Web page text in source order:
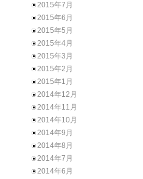
2015年7月
2015年6月
2015年5月
2015年4月
2015年3月
2015年2月
2015年1月
2014年12月
2014年11月
2014年10月
2014年9月
2014年8月
2014年7月
2014年6月